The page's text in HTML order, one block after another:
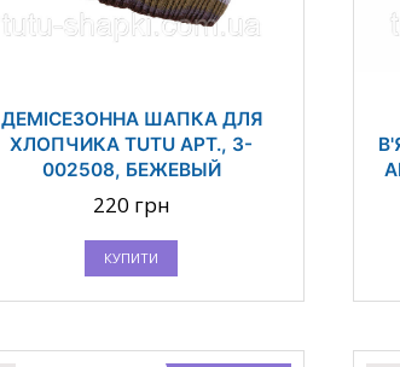
ДЕМІСЕЗОННА ШАПКА ДЛЯ
ХЛОПЧИКА TUTU АРТ., 3-
002508, БЕЖЕВЫЙ
220 грн
КУПИТИ